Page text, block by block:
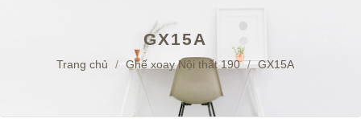
GX15A
Trang chủ / Ghế xoay Nội thất 190 / GX15A